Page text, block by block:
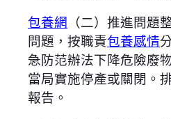
包養網 （二）推進問
問題，按職責包養感情
急防范辦法下降危險廢
當局實施停產或關閉。
報告。